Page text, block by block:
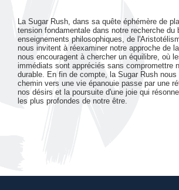
La Sugar Rush, dans sa quête éphémère de
tension fondamentale dans notre recherche du
enseignements philosophiques, de
nous invitent à réexaminer notre approche de
nous encouragent à chercher un équilibre, où
immédiats sont appréciés sans compromettre
durable. En fin de compte, la Sugar Rush nous
chemin vers une vie épanouie passe par une
nos désirs et la poursuite d'une joie qui
les plus profondes de notre être.